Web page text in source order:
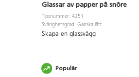
Glassar av papper på snöre
Tipsnummer: 4251
Svårighetsgrad: Ganska lätt
Skapa en glassvägg
Populär